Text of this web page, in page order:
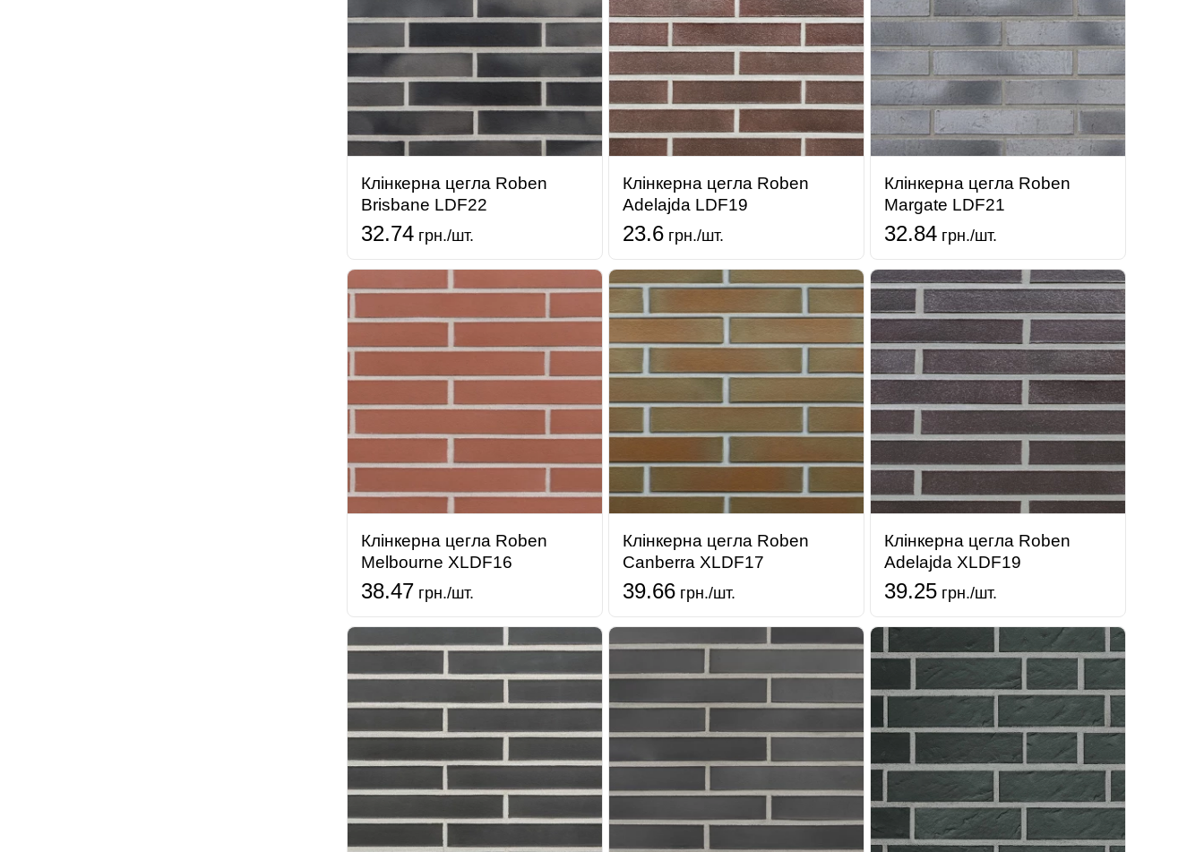
Клінкерна цегла Roben
Brisbane LDF22
32.74 грн./шт.
Клінкерна цегла Roben
Adelajda LDF19
23.6грн./шт.
Клінкерна цегла Roben
Margate LDF21
32.84грн./шт.
Клінкерна цегла Roben
Melbourne XLDF16
38.47 грн./шт.
Клінкерна цегла Roben
Canberra XLDF17
39.66грн./шт.
Клінкерна цегла Roben
Adelajda XLDF19
39.25грн./шт.